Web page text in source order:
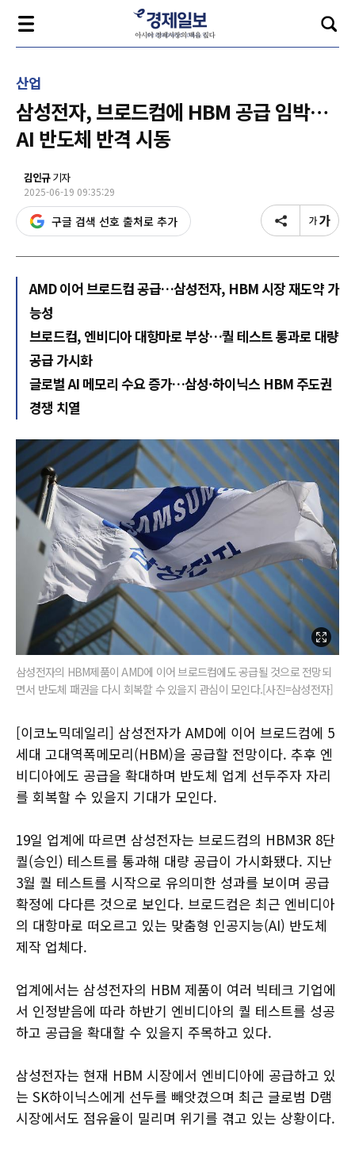
산업
삼성전자, 브로드컴에 HBM 공급 임박…
AI 반도체 반격 시동
김인규기자
2025-06-19 09:35:29
구글 검색 선호 출처로 추가
AMD 이어 브로드컴 공급…삼성전자, HBM 시장 재도약 가
능성
브로드컴, 엔비디아 대항마로 부상…퀄 테스트 통과로 대량
공급 가시화
글로벌 AI 메모리 수요 증가…삼성·하이닉스 HBM 주도권
경쟁 치열
삼성전자의 HBM제품이 AMD에 이어 브로드컴에도 공급될 것으로 전망되
면서 반도체 패권을 다시 회복할 수 있을지 관심이 모인다.[사진=삼성전자]
[이코노믹데일리] 삼성전자가 AMD에 이어 브로드컴에 5
세대 고대역폭메모리(HBM)을 공급할 전망이다. 추후 엔
비디아에도 공급을 확대하며 반도체 업계 선두주자 자리
를 회복할 수 있을지 기대가 모인다.
19일 업계에 따르면 삼성전자는 브로드컴의 HBM3R 8단
퀄(승인) 테스트를 통과해 대량 공급이 가시화됐다. 지난
3월 퀄 테스트를 시작으로 유의미한 성과를 보이며 공급
확정에 다다른 것으로 보인다. 브로드컴은 최근 엔비디아
의 대항마로 떠오르고 있는 맞춤형 인공지능(AI) 반도체
제작 업체다.
업계에서는 삼성전자의 HBM 제품이 여러 빅테크 기업에
서 인정받음에 따라 하반기 엔비디아의 퀄 테스트를 성공
하고 공급을 확대할 수 있을지 주목하고 있다.
삼성전자는 현재 HBM 시장에서 엔비디아에 공급하고 있
는 SK하이닉스에게 선두를 빼앗겼으며 최근 글로범 D램
시장에서도 점유율이 밀리며 위기를 겪고 있는 상황이다.